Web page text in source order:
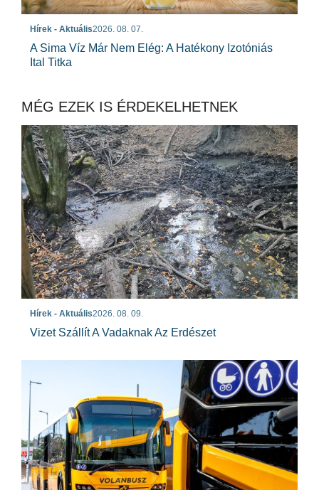
Hírek - Aktuális2026. 08. 07.
A Sima Víz Már Nem Elég: A Hatékony Izotóniás
Ital Titka
MÉG EZEK IS ÉRDEKELHETNEK
Hírek - Aktuális2026. 08. 09.
Vizet Szállít A Vadaknak Az Erdészet